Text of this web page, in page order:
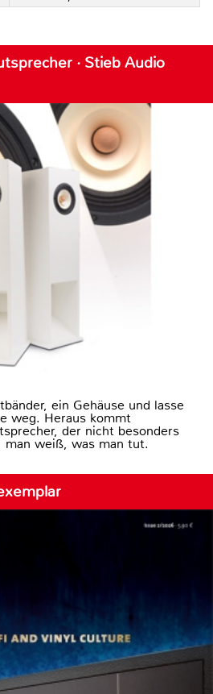
· Stieb Audio
ein Gehäuse und lasse
weg. Heraus kommt
der nicht besonders
weiß, was man tut.